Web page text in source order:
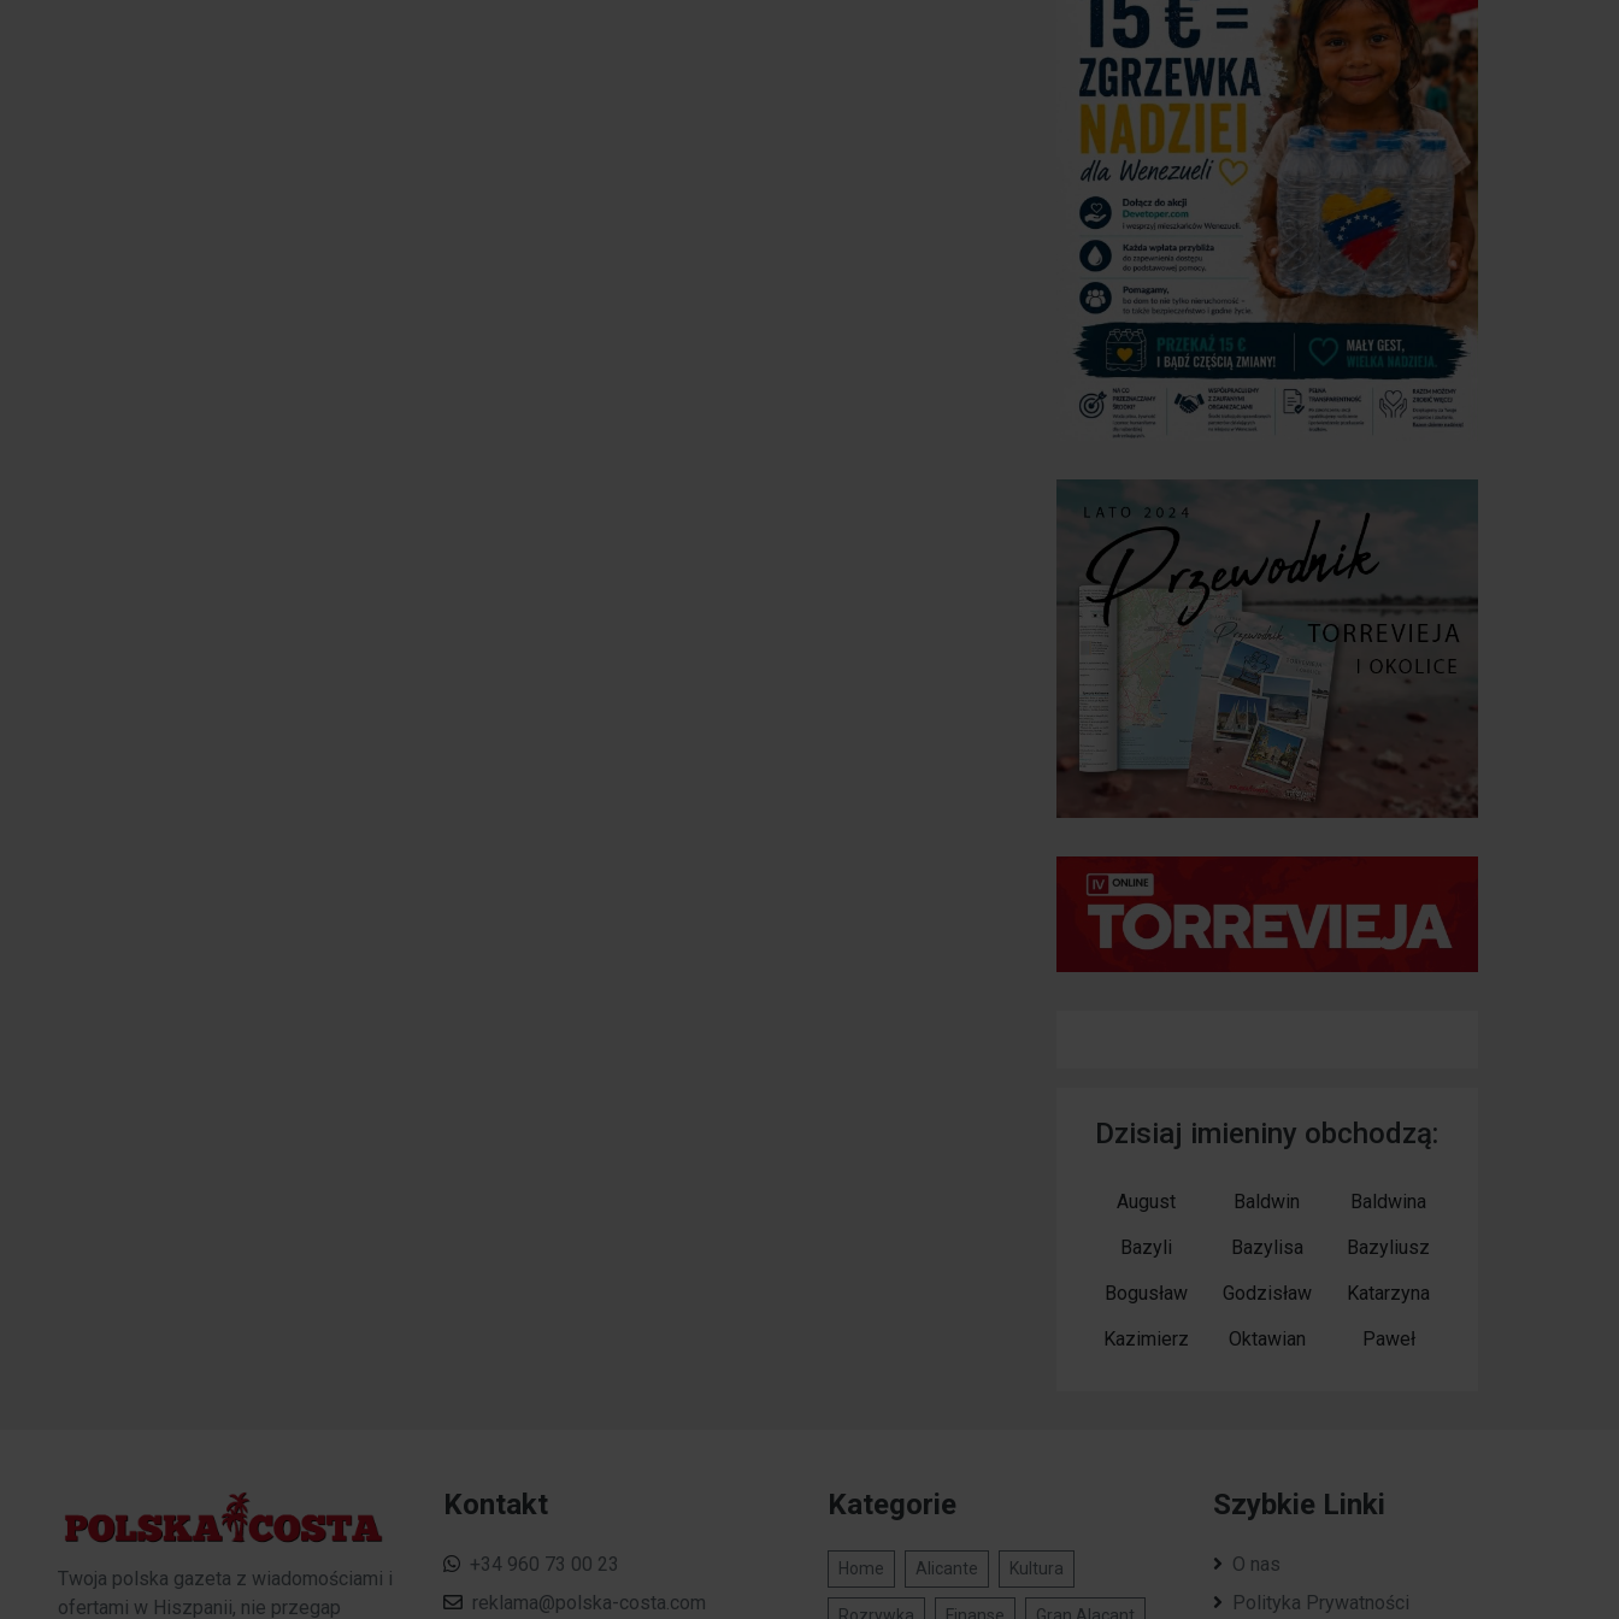
Dzisiaj imieniny obchodzą:
August Baldwin
Baldwina
Bazyli
Bazylisa
Bazyliusz
Bogusław
Godzisław
Katarzyna
Kazimierz
Oktawian Paweł
Twoja polska gazeta z wiadomościami i
ofertami w Hiszpanii, nie przegap
Kontakt
+34 960 73 00 23
reklama@polska-costa.com
Kategorie
Home Alicante Kultura
Rozrywka Finanse Gran Alacant
Szybkie Linki
O nas
Polityka Prywatności